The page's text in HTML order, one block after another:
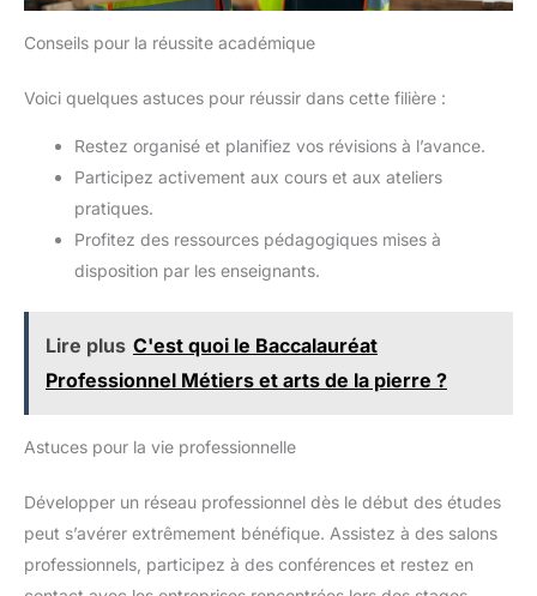
Conseils pour la réussite académique
Voici quelques astuces pour réussir dans cette filière :
Restez organisé et planifiez vos révisions à l’avance.
Participez activement aux cours et aux ateliers
pratiques.
Profitez des ressources pédagogiques mises à
disposition par les enseignants.
Lire plus C'est quoi le Baccalauréat
Professionnel Métiers et arts de la pierre ?
Astuces pour la vie professionnelle
Développer un réseau professionnel dès le début des études
peut s’avérer extrêmement bénéfique. Assistez à des salons
professionnels, participez à des conférences et restez en